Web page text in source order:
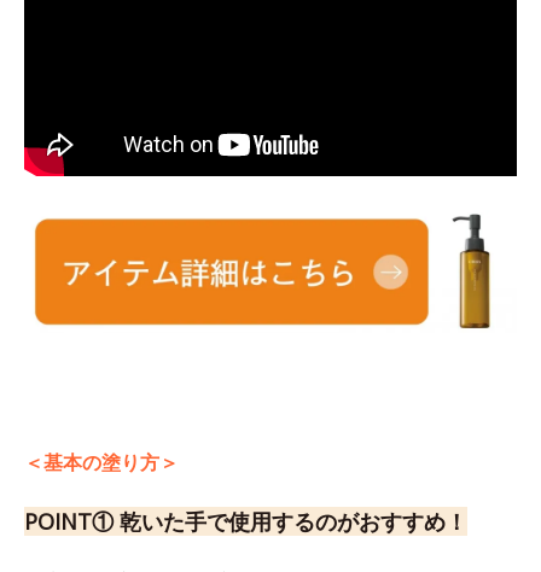
＜基本の塗り方＞
POINT① 乾いた手で使用するのがおすすめ！